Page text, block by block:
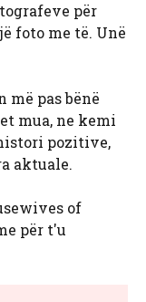
për
foto me të. Unë
më pas bënë
mua, ne kemi
pozitive,
aktuale.
of
për t'u